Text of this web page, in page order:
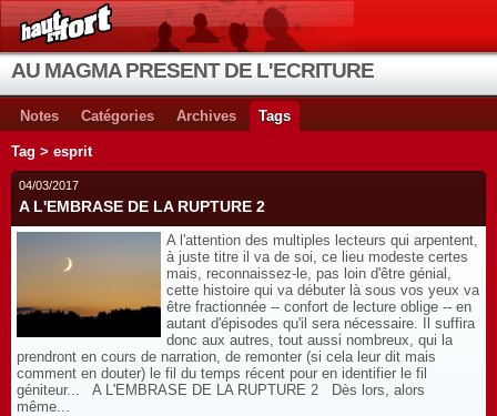
AU MAGMA PRESENT DE L'ECRITURE
Notes Catégories Archives Tags
Tag > esprit
04/03/2017
A L'EMBRASE DE LA RUPTURE 2
A l'attention des multiples lecteurs qui arpentent,
à juste titre il va de soi, ce lieu modeste certes
mais, reconnaissez-le, pas loin d'être génial,
cette histoire qui va débuter là sous vos yeux va
être fractionnée -- confort de lecture oblige -- en
autant d'épisodes qu'il sera nécessaire. Il suffira
donc aux autres, tout aussi nombreux, qui la
prendront en cours de narration, de remonter (si cela leur dit mais
comment en douter) le fil du temps récent pour en identifier le fil
géniteur... A L'EMBRASE DE LA RUPTURE 2 Dès lors, alors
même...